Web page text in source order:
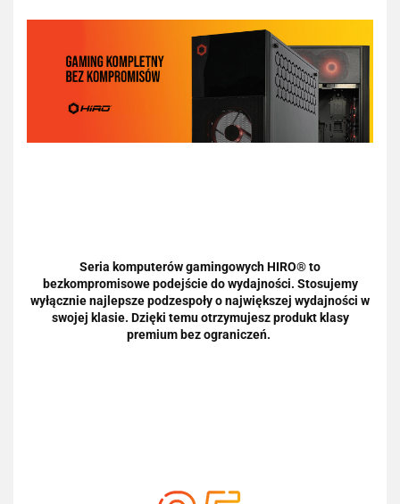
Seria komputerów gamingowych HIRO® to
bezkompromisowe podejście do wydajności. Stosujemy
wyłącznie najlepsze podzespoły o największej wydajności w
swojej klasie. Dzięki temu otrzymujesz produkt klasy
premium bez ograniczeń.